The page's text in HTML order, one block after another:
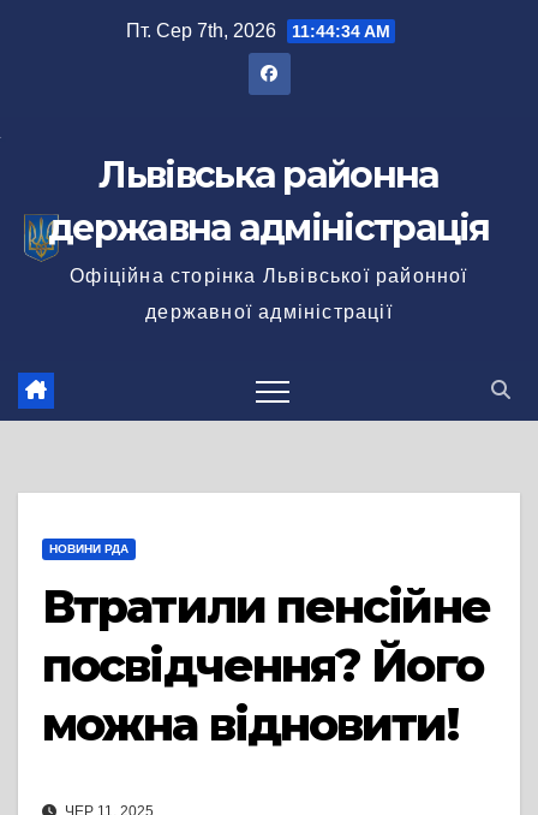
Пт. Сер 7th, 2026 11:44:34 AM
Львівська районна
державна адміністрація
Офіційна сторінка Львівської районної
державної адміністрації
НОВИНИ РДА
Втратили пенсійне
посвідчення? Його
можна відновити!